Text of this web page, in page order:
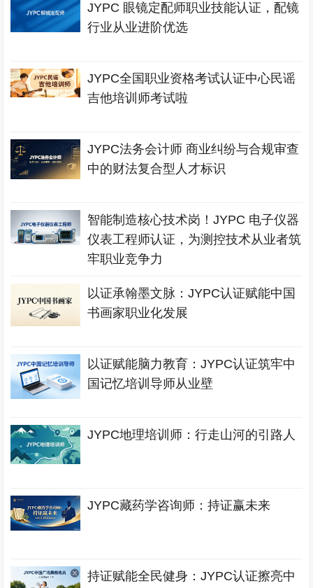
JYPC 眼镜定配师职业技能认证，配镜
行业从业进阶优选
JYPC全国职业资格考试认证中心民谣
吉他培训师考试啦
JYPC法务会计师 商业纠纷与合规审查
中的财法复合型人才标识
智能制造核心技术岗！JYPC 电子仪器
仪表工程师认证，为测控技术从业者筑
牢职业竞争力
以证承翰墨文脉：JYPC认证赋能中国
书画家职业化发展
以证赋能脑力教育：JYPC认证筑牢中
国记忆培训导师从业壁
JYPC地理培训师：行走山河的引路人
JYPC藏药学咨询师：持证赢未来
持证赋能全民健身：JYPC认证擦亮中